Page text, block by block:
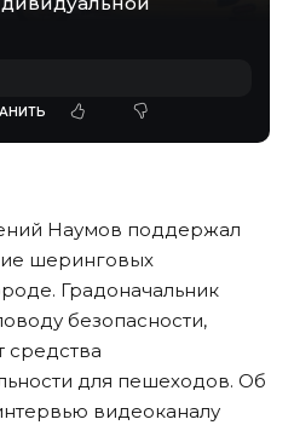
Наумов поддержал
шеринговых
Градоначальник
безопасности,
средства
для пешеходов. Об
видеоканалу